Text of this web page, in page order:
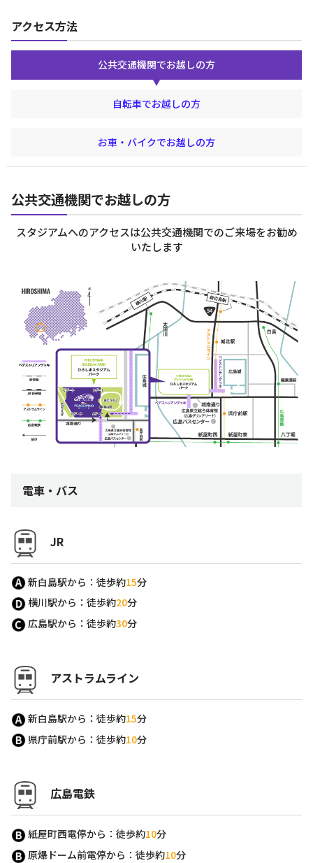
アクセス方法
公共交通機関でお越しの方
自転車でお越しの方
お車・バイクでお越しの方
公共交通機関でお越しの方
スタジアムへのアクセスは公共交通機関でのご来場をお勧め
いたします
電車・バス
JR
新白島駅から：徒歩約15分
横川駅から：徒歩約20分
広島駅から：徒歩約30分
アストラムライン
新白島駅から：徒歩約15分
県庁前駅から：徒歩約10分
広島電鉄
紙屋町西電停から：徒歩約10分
原爆ドーム前電停から：徒歩約10分